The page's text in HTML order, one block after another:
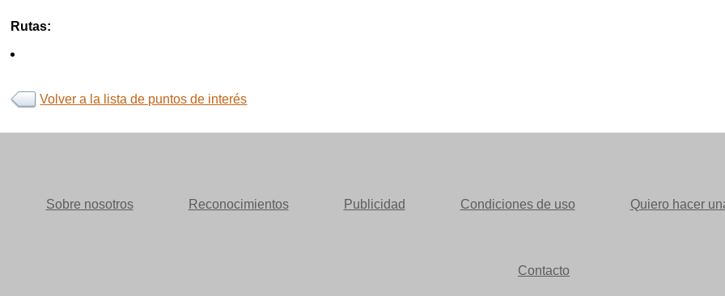
Rutas:
Volver a la lista de puntos de interés
Sobre nosotros Reconocimientos Publicidad Condiciones de uso Quiero hacer
Contacto